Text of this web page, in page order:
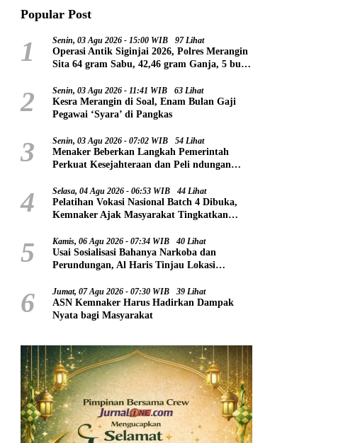
Popular Post
1 Senin, 03 Agu 2026 - 15:00 WIB 97 Lihat
Operasi Antik Siginjai 2026, Polres Merangin
Sita 64 gram Sabu, 42,46 gram Ganja, 5 butir
2 Senin, 03 Agu 2026 - 11:41 WIB 63 Lihat
Kesra Merangin di Soal, Enam Bulan Gaji
Pegawai ‘Syara’ di Pangkas
3 Senin, 03 Agu 2026 - 07:02 WIB 54 Lihat
Menaker Beberkan Langkah Pemerintah
Perkuat Kesejahteraan dan Peli ndungan
4 Selasa, 04 Agu 2026 - 06:53 WIB 44 Lihat
Pelatihan Vokasi Nasional Batch 4 Dibuka,
Kemnaker Ajak Masyarakat Tingkatkan
5 Kamis, 06 Agu 2026 - 07:34 WIB 40 Lihat
Usai Sosialisasi Bahanya Narkoba dan
Perundungan, Al Haris Tinjau Lokasi
6 Jumat, 07 Agu 2026 - 07:30 WIB 39 Lihat
ASN Kemnaker Harus Hadirkan Dampak
Nyata bagi Masyarakat